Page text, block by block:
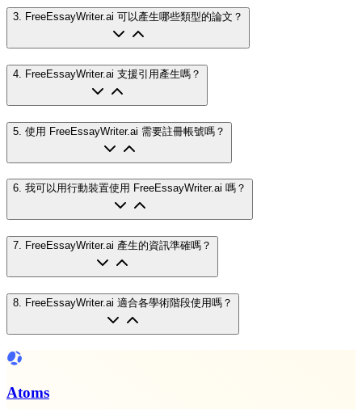
3. FreeEssayWriter.ai 可以產生哪些類型的論文？
4 FreeEssayWriter.ai 支援引用產生嗎？
5 使用 FreeEssayWriter.ai 需要註冊帳號嗎？
6. 我可以用行動裝置使用 FreeEssayWriter.ai 嗎？
7. FreeEssayWriter.ai 產生的資訊準確嗎？
8 FreeEssayWriter.ai 適合各學術階段使用嗎？
Atoms